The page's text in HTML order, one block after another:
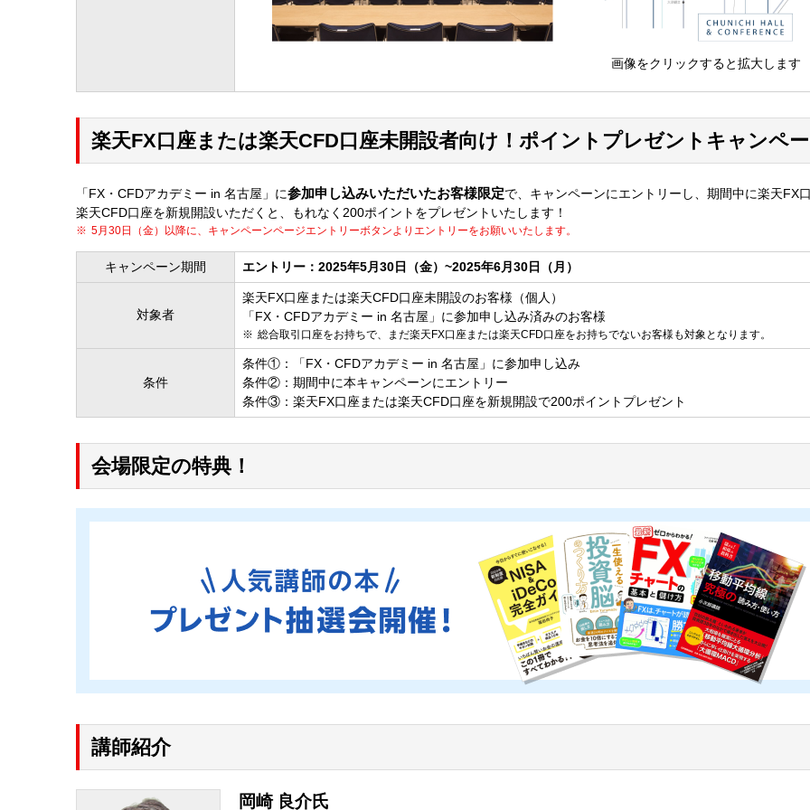
画像をクリックすると拡大します
楽天FX口座または楽天CFD口座未開設者向け！ポイントプレゼントキャンペー
「FX・CFDアカデミー in 名古屋」に参加申し込みいただいたお客様限定で、キャンペーンにエントリーし、期間中に楽天FX
楽天CFD口座を新規開設いただくと、もれなく200ポイントをプレゼントいたします！
5月30日（金）以降に、キャンペーンページエントリーボタンよりエントリーをお願いいたします。
キャンペーン期間 エントリー：2025年5月30日（金）~2025年6月30日（月）
対象者
楽天FX口座または楽天CFD口座未開設のお客様（個人）
「FX・CFDアカデミー in 名古屋」に参加申し込み済みのお客様
総合取引口座をお持ちで、まだ楽天FX口座または楽天CFD口座をお持ちでないお客様も対象となります。
条件
条件①：「FX・CFDアカデミー in 名古屋」に参加申し込み
条件②：期間中に本キャンペーンにエントリー
条件③：楽天FX口座または楽天CFD口座を新規開設で200ポイントプレゼント
会場限定の特典！
講師紹介
岡崎 良介氏